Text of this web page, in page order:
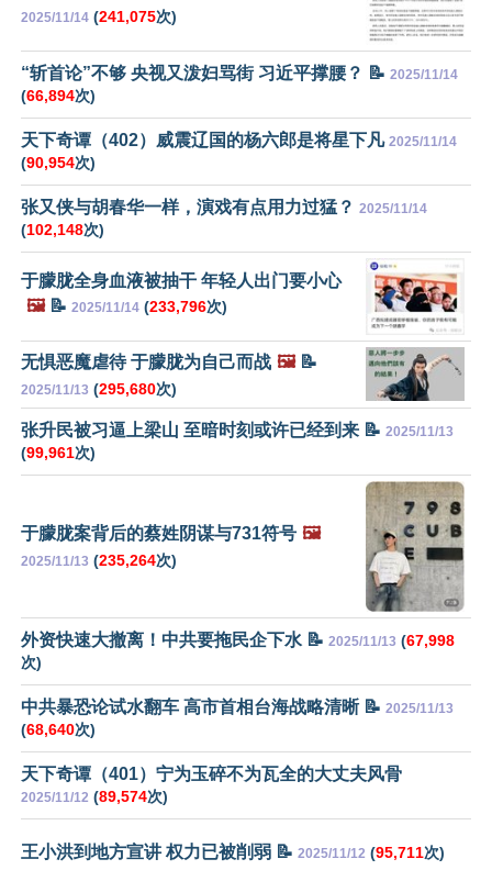
2025/11/14 (241,075次)
“斩首论”不够 央视又泼妇骂街 习近平撑腰？ 📝 2025/11/14
(66,894次)
天下奇谭（402）威震辽国的杨六郎是将星下凡 2025/11/14
(90,954次)
张又侠与胡春华一样，演戏有点用力过猛？ 2025/11/14
(102,148次)
于朦胧全身血液被抽干 年轻人出门要小心
🖼️📝 2025/11/14 (233,796次)
无惧恶魔虐待 于朦胧为自己而战 🖼️📝
2025/11/13 (295,680次)
张升民被习逼上梁山 至暗时刻或许已经到来 📝 2025/11/13
(99,961次)
于朦胧案背后的蔡姓阴谋与731符号 🖼️
2025/11/13 (235,264次)
外资快速大撤离！中共要拖民企下水 📝 2025/11/13 (67,998
次)
中共暴恐论试水翻车 高市首相台海战略清晰 📝 2025/11/13
(68,640次)
天下奇谭（401）宁为玉碎不为瓦全的大丈夫风骨
2025/11/12 (89,574次)
王小洪到地方宣讲 权力已被削弱 📝 2025/11/12 (95,711次)